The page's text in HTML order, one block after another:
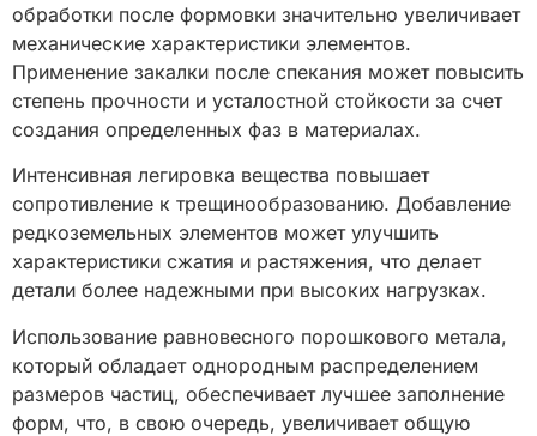
обработки после формовки значительно увеличивает
механические характеристики элементов.
Применение закалки после спекания может повысить
степень прочности и усталостной стойкости за счет
создания определенных фаз в материалах.
Интенсивная легировка вещества повышает
сопротивление к трещинообразованию. Добавление
редкоземельных элементов может улучшить
характеристики сжатия и растяжения, что делает
детали более надежными при высоких нагрузках.
Использование равновесного порошкового метала,
который обладает однородным распределением
размеров частиц, обеспечивает лучшее заполнение
форм, что, в свою очередь, увеличивает общую